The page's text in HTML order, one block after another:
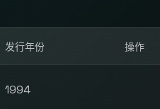
发行年份 操作
1994